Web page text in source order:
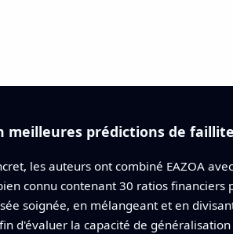
meilleures prédictions de faillite
les auteurs ont combiné EAZOA
connu contenant 30 ratios
soignée, en mélangeant et en
d'évaluer la capacité de